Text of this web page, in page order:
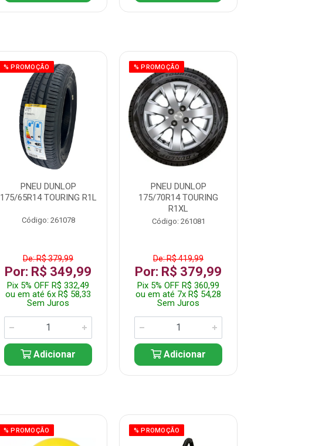
% PROMOÇÃO
PNEU DUNLOP
175/65R14 TOURING R1L
Código: 261078
De: R$ 379,99
Por: R$ 349,99
Pix 5% OFF R$ 332,49
ou em até 6x R$ 58,33
Sem Juros
Adicionar
% PROMOÇÃO
PNEU DUNLOP
175/70R14 TOURING
R1XL
Código: 261081
De: R$ 419,99
Por: R$ 379,99
Pix 5% OFF R$ 360,99
ou em até 7x R$ 54,28
Sem Juros
Adicionar
% PROMOÇÃO % PROMOÇÃO